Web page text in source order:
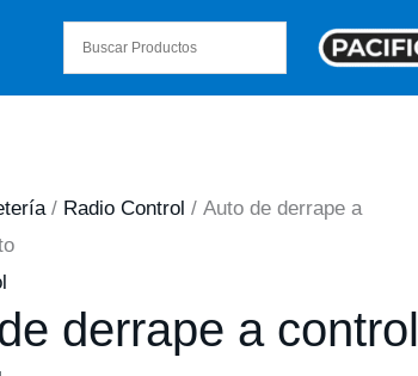
/ Radio Control / Auto de derrape a
derrape a control